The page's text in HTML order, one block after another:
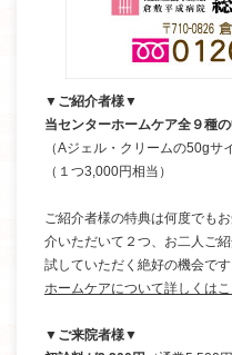
▼ご紹介者様▼
当センターホームケア全９種
（Aジェル・クリームの50gサ
（１つ3,000円相当）
ご紹介者様の特典は何度でも
介いただいて２つ、お二人ご
試していただく絶好の機会です
ホームケアについて詳しくはこ
▼ご来院者様▼